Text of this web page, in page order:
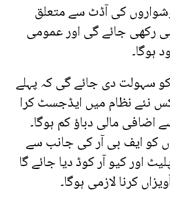
کی آڈٹ سے متعلق
رکھی جائے گی اور عمومی
ہوگا۔
سہولت دی جائے گی کہ پہلے
نئے نظام میں ایڈجسٹ کرا
مالی دباؤ کم ہوگا۔
کو ایف بی آر کی جانب سے
اور کیو آر کوڈ دیا جائے گا
کرنا لازمی ہوگا۔